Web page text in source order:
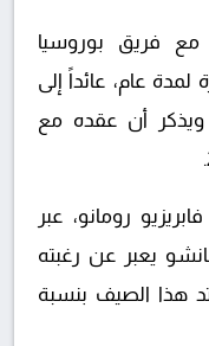
فريق بوروسيا
لمدة عام، عائداً إلى
ويذكر أن عقده مع
رومانو، عبر
يعبر عن رغبته
هذا الصيف بنسبة